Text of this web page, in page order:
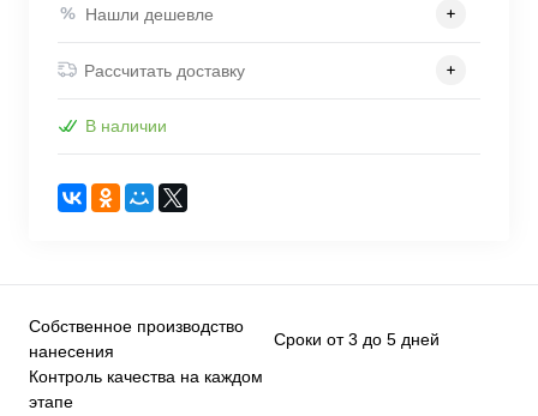
Нашли дешевле
Рассчитать доставку
В наличии
Собственное производство
нанесения
Сроки от 3 до 5 дней
Контроль качества на каждом
этапе